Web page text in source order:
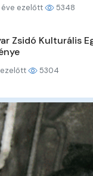
éve ezelőtt 5348
Zsidó Kulturális
5304